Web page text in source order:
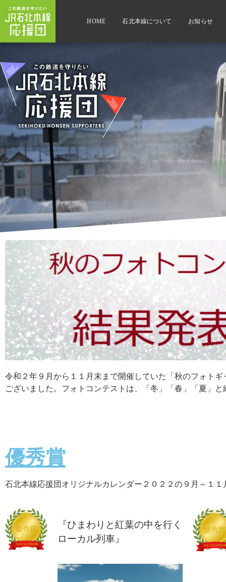
HOME 石北本線について お知らせ
令和２年９月から１１月末まで開催していた「秋のフォト
ございました。フォトコンテストは、「冬」「春」「夏」
優秀賞
石北本線応援団オリジナルカレンダー２０２２の９月～１１
『ひまわりと紅葉の中を行く
ローカル列車』